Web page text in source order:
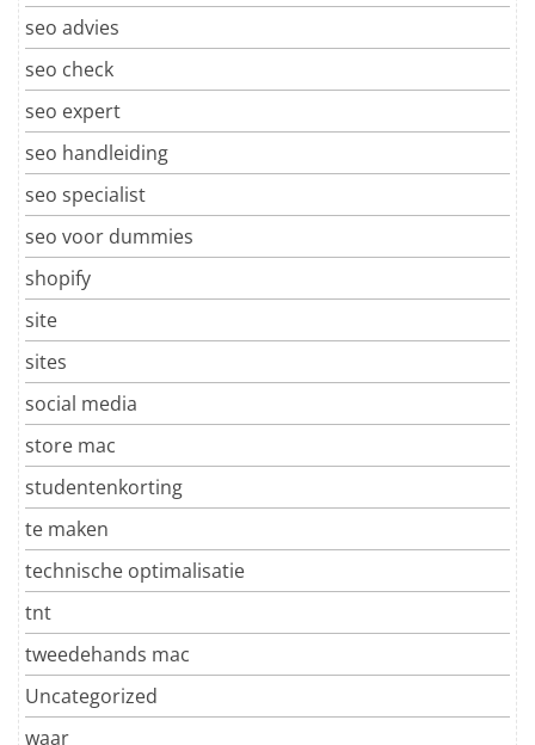
seo advies
seo check
seo expert
seo handleiding
seo specialist
seo voor dummies
shopify
site
sites
social media
store mac
studentenkorting
te maken
technische optimalisatie
tnt
tweedehands mac
Uncategorized
waar